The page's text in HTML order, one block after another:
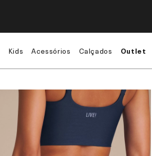
Kids Acessórios Calçados Outlet